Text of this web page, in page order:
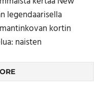
legendaarisella
kortin
naisten